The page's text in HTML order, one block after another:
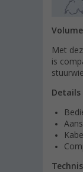
Met
is
Details